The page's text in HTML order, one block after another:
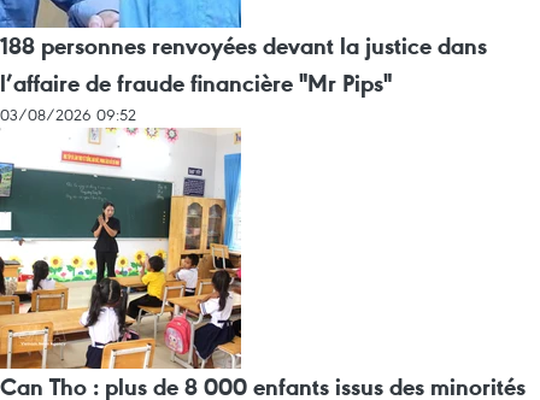
188 personnes renvoyées devant la justice dans
l’affaire de fraude financière "Mr Pips"
03/08/2026 09:52
Can Tho : plus de 8 000 enfants issus des minorités